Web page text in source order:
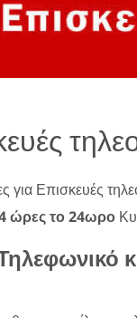
για Επισκευές
ώρες το 24ωρο